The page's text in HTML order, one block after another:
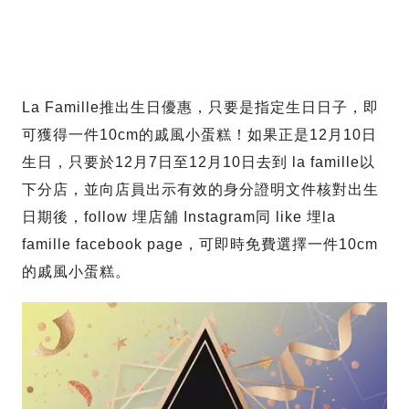
La Famille推出生日優惠，只要是指定生日日子，即
可獲得一件10cm的戚風小蛋糕！如果正是12月10日
生日，只要於12月7日至12月10日去到 la famille以
下分店，並向店員出示有效的身分證明文件核對出生
日期後，follow 埋店舖 Instagram同 like 埋la
famille facebook page，可即時免費選擇一件10cm
的戚風小蛋糕。